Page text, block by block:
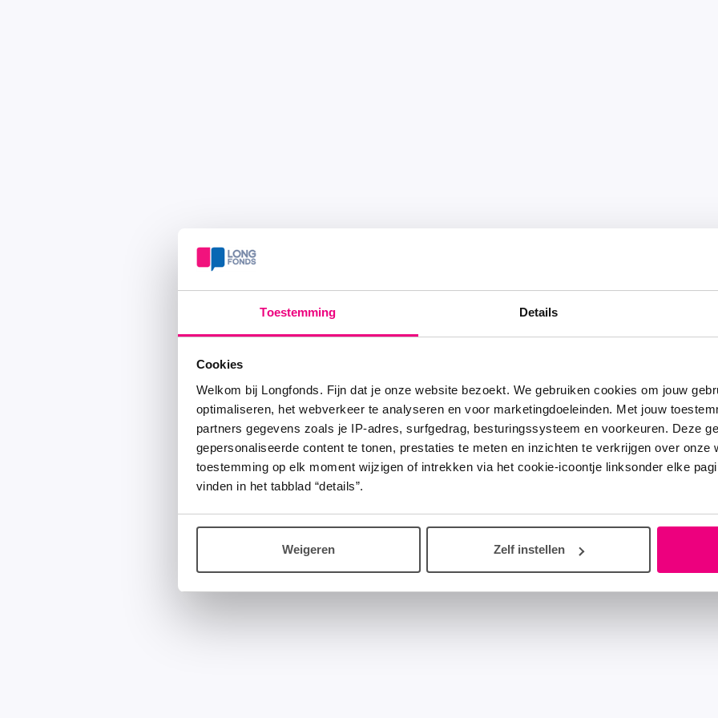
Toestemming Details
Cookies
Welkom bij Longfonds. Fijn dat je onze website bezoekt. We gebruiken cookies om jouw
optimaliseren, het webverkeer te analyseren en voor marketingdoeleinden. Met jouw
partners gegevens zoals je IP-adres, surfgedrag, besturingssysteem en voorkeuren. Deze
gepersonaliseerde content te tonen, prestaties te meten en inzichten te verkrijgen over onze
toestemming op elk moment wijzigen of intrekken via het cookie-icoontje linksonder elke
vinden in het tabblad “details”.
Weigeren Zelf instellen